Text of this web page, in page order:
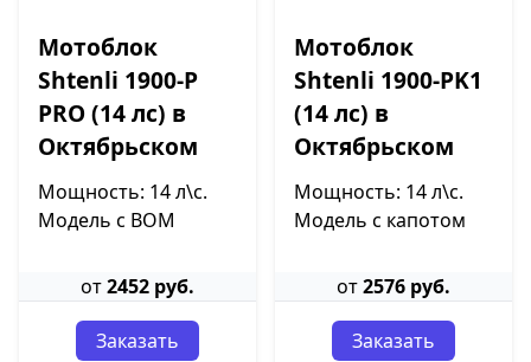
Мотоблок
Shtenli 1900-P
PRO (14 лс) в
Октябрьском
Мощность: 14 л\с.
Модель с ВОМ
от2452 руб.
Заказать
Мотоблок
Shtenli 1900-PK1
(14 лс) в
Октябрьском
Мощность: 14 л\с.
Модель с капотом
от2576 руб.
Заказать